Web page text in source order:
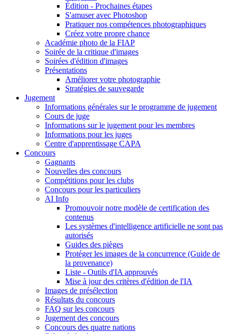
Édition - Prochaines étapes
S'amuser avec Photoshop
Pratiquer nos compétences photographiques
Créez votre propre chance
Académie photo de la FIAP
Soirée de la critique d'images
Soirées d'édition d'images
Présentations
Améliorer votre photographie
Stratégies de sauvegarde
Jugement
Informations générales sur le programme de jugement
Cours de juge
Informations sur le jugement pour les membres
Informations pour les juges
Centre d'apprentissage CAPA
Concours
Gagnants
Nouvelles des concours
Compétitions pour les clubs
Concours pour les particuliers
AI Info
Promouvoir notre modèle de certification des
contenus
Les systèmes d'intelligence artificielle ne sont pas
autorisés
Guides des pièges
Protéger les images de la concurrence (Guide de
la provenance)
Liste - Outils d'IA approuvés
Mise à jour des critères d'édition de l'IA
Images de présélection
Résultats du concours
FAQ sur les concours
Jugement des concours
Concours des quatre nations